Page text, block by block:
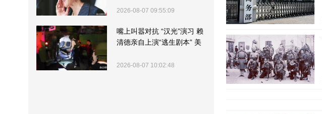
2026-08-07 09:55:09
嘴上叫嚣对抗 “汉光”演习 赖
清德亲自上演“逃生剧本” 美
2026-08-07 10:02:48